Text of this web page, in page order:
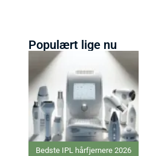
Populært lige nu
Bedste IPL hårfjernere 2026